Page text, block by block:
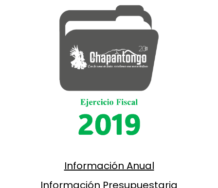
Información Anual
Información Presupuestaria